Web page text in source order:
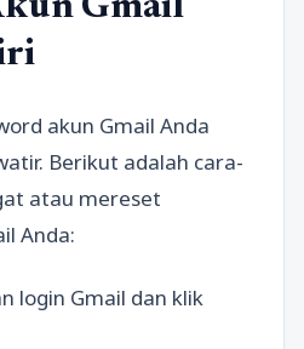
Gmail
akun Gmail Anda
Berikut adalah cara-
atau mereset
Anda:
login Gmail dan klik